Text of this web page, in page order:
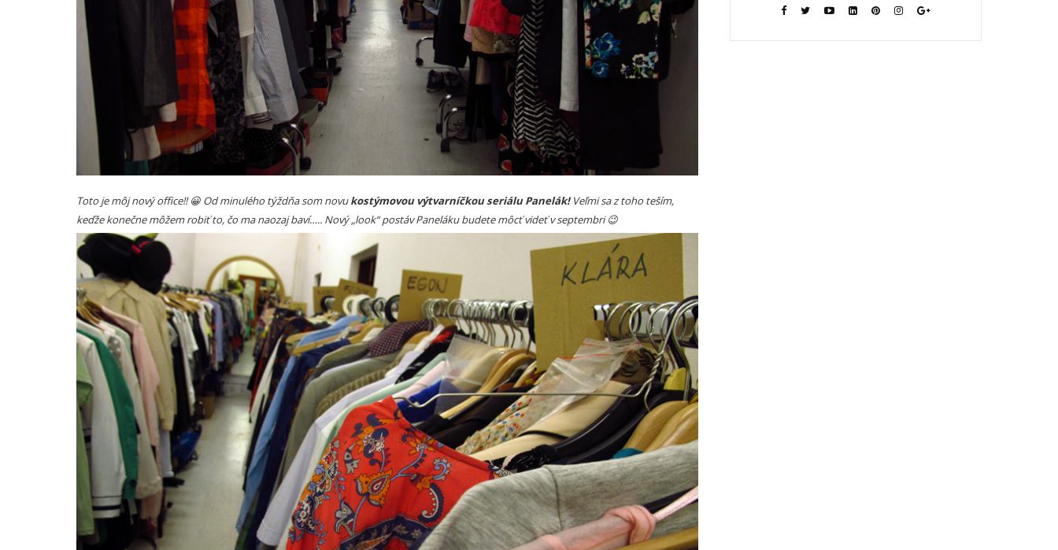
Toto je môj nový office!! 😀 Od minulého týždňa som novukostýmovou výtvarníčkou seriálu Panelák!Veľmi sa z toho teším,
keďže konečne môžem robiť to, čo ma naozaj baví….. Nový „look“ postáv Paneláku budete môcť videť v septembri 😉